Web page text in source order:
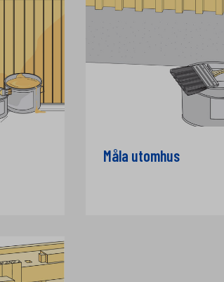
Måla utomhus